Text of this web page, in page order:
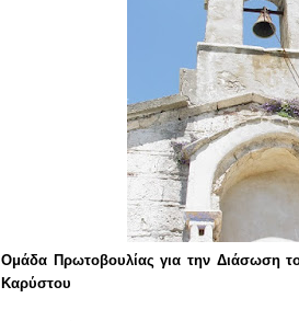
Ομάδα Πρωτοβουλίας για την Διάσωση
Καρύστου